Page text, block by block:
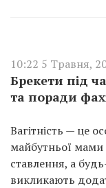
10:22 5 Травня,
Брекети під
та поради
Вагітність — це
майбутньої
ставлення, а
викликають